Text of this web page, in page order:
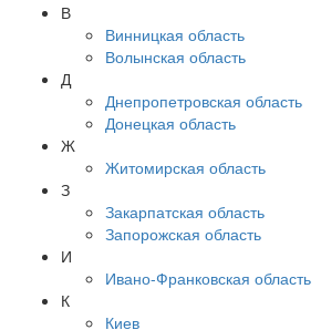
В
Винницкая область
Волынская область
Д
Днепропетровская область
Донецкая область
Ж
Житомирская область
З
Закарпатская область
Запорожская область
И
Ивано-Франковская область
К
Киев